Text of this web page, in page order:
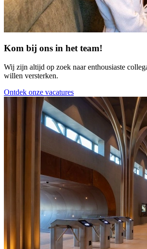
Kom bij ons in het team!
Wij zijn altijd op zoek naar enthousiaste
willen versterken.
Ontdek onze vacatures